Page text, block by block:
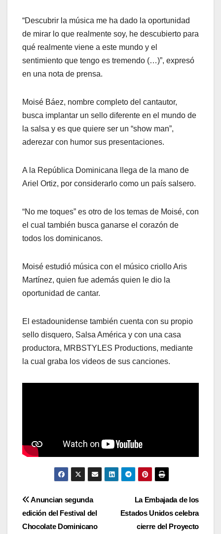
“Descubrir la música me ha dado la oportunidad
de mirar lo que realmente soy, he descubierto para
qué realmente viene a este mundo y el
sentimiento que tengo es tremendo (…)”, expresó
en una nota de prensa.
Moisé Báez, nombre completo del cantautor,
busca implantar un sello diferente en el mundo de
la salsa y es que quiere ser un “show man”,
aderezar con humor sus presentaciones.
A la República Dominicana llega de la mano de
Ariel Ortiz, por considerarlo como un país salsero.
“No me toques” es otro de los temas de Moisé, con
el cual también busca ganarse el corazón de
todos los dominicanos.
Moisé estudió música con el músico criollo Aris
Martínez, quien fue además quien le dio la
oportunidad de cantar.
El estadounidense también cuenta con su propio
sello disquero, Salsa América y con una casa
productora, MRBSTYLES Productions, mediante
la cual graba los videos de sus canciones.
Navegación
de
La Embajada de los
Estados Unidos celebra
cierre del Proyecto
Anuncian segunda
edición del Festival del
Chocolate Dominicano